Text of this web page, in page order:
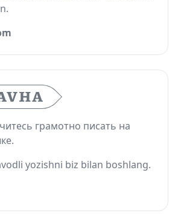
грамотно писать на
yozishni biz bilan boshlang.